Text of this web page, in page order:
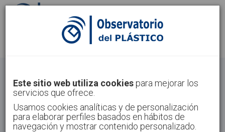
Identifícate Regístrate
Inicio Sectores Otros
Este sitio web utiliza cookies para mejorar los
servicios que ofrece.
Usamos cookies analíticas y de personalización
para elaborar perfiles basados en hábitos de
navegación y mostrar contenido personalizado.